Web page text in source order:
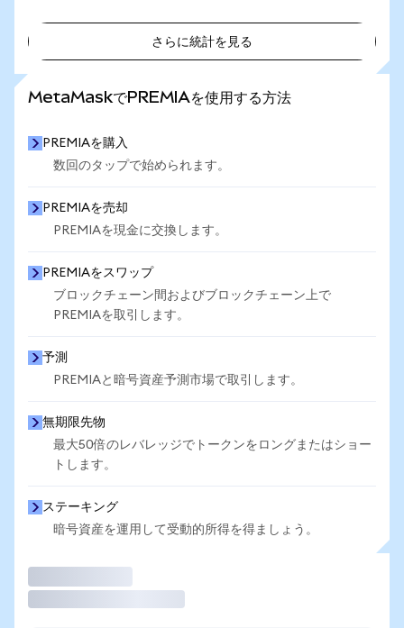
さらに統計を見る
MetaMaskでPREMIAを使用する方法
PREMIAを購入
数回のタップで始められます。
PREMIAを売却
PREMIAを現金に交換します。
PREMIAをスワップ
ブロックチェーン間およびブロックチェーン上で
PREMIAを取引します。
予測
PREMIAと暗号資産予測市場で取引します。
無期限先物
最大50倍のレバレッジでトークンをロングまたはショー
トします。
ステーキング
暗号資産を運用して受動的所得を得ましょう。